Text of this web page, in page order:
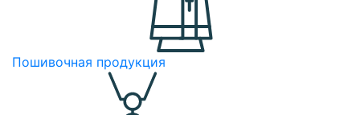
Пошивочная продукция